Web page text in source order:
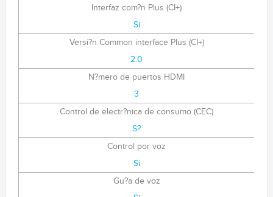
Interfaz com?n Plus (CI+)
Si
Versi?n Common interface Plus (CI+)
2.0
N?mero de puertos HDMI
3
Control de electr?nica de consumo (CEC)
S?
Control por voz
Si
Gu?a de voz